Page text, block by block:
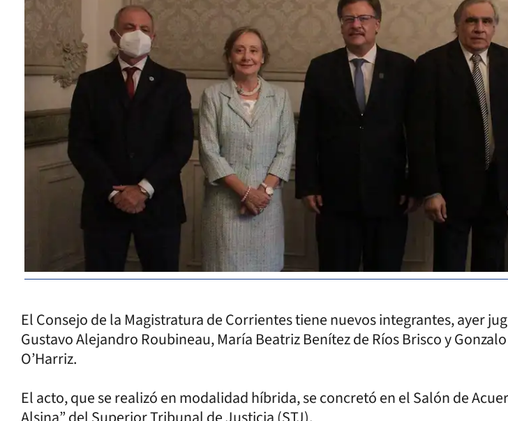
El Consejo de la Magistratura de Corrientes tiene nuevos integrantes, ayer
Gustavo Alejandro Roubineau, María Beatriz Benítez de Ríos Brisco y
O’Harriz.
El acto, que se realizó en modalidad híbrida, se concretó en el Salón de